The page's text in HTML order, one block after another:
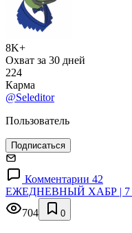
8K+
Охват за 30 дней
224
Карма
@Seleditor
Пользователь
Подписаться
Комментарии 42
ЕЖЕДНЕВНЫЙ ХАБР | 7
704
0